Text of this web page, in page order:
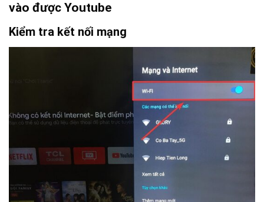
vào được Youtube
Kiểm tra kết nối mạng